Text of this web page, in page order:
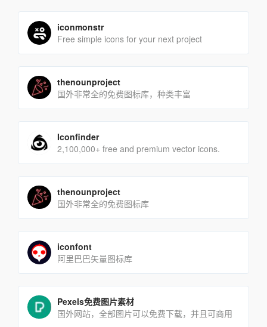
iconmonstr
Free simple icons for your next project
thenounproject
国外非常全的免费图标库，种类丰富
Iconfinder
2,100,000+ free and premium vector icons.
thenounproject
国外非常全的免费图标库
iconfont
阿里巴巴矢量图标库
Pexels免费图片素材
国外网站，全部图片可以免费下载，并且可商用